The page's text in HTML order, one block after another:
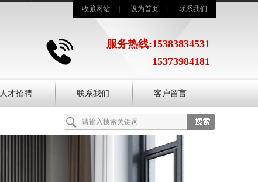
收藏网站 设为首页 联系我们
服务热线:15383834531
15373984181
人才招聘 联系我们 客户留言